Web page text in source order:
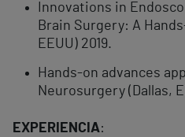
Innovations in
Brain Surgery: A
EEUU) 2019.
Hands-on advances
Neurosurgery (Dallas,
EXPERIENCIA: